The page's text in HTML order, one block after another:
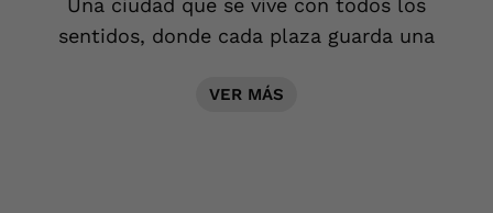
Una ciudad que se vive con todos los
sentidos, donde cada plaza guarda una
Descúbrela con nosotros.
VER MÁS